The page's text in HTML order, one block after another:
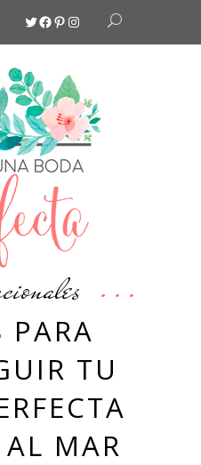
Twitter
Facebook
Pinterest
Instagram
PARA
TU
AL MAR